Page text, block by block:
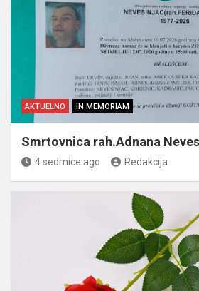
AKTUELNO IN MEMORIAM
Smrtovnica rah.Adnana
4 sedmice ago Redakcija